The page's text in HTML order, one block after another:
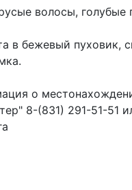
волосы, голубые
в бежевый
о
8-(831) 291-51-51